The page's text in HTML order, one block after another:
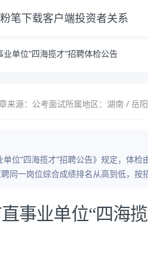
笔下载客户端投资者关系
单位“四海揽才”招聘体检公告
来源：公考面试所属地区：湖南 / 岳
位“四海揽才”招聘公告》规定，体
同一岗位综合成绩排名从高到低，
事业单位“四海